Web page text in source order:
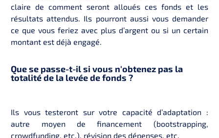
claire de comment seront alloués ces fonds et les
résultats attendus. Ils pourront aussi vous demander
ce que vous feriez avec plus d’argent ou si un certain
montant est déjà engagé.
Que se passe-t-il si vous n'obtenez pas la
totalité de la levée de fonds ?
Ils vous testeront sur votre capacité d’adaptation :
autre moyen de financement (bootstrapping,
crowdfunding, etc.), révision des dépenses, etc.